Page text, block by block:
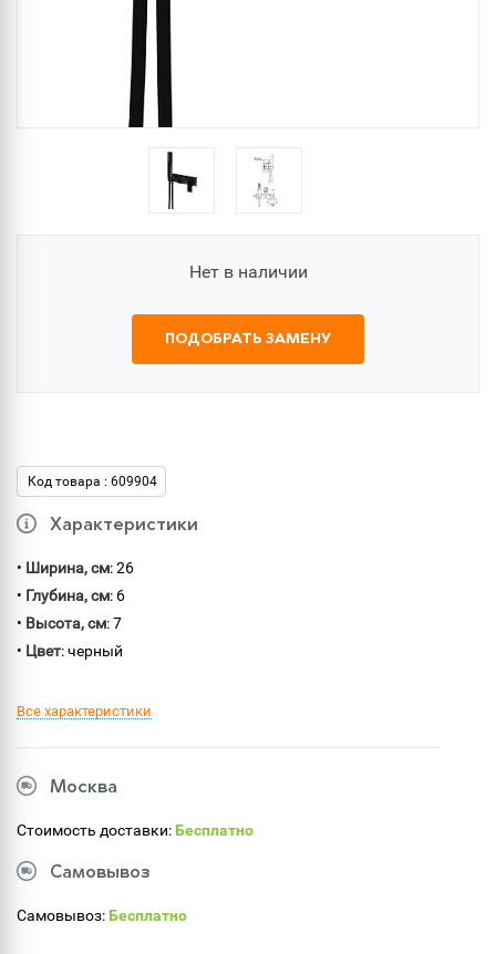
Нет в наличии
ПОДОБРАТЬ ЗАМЕНУ
Код товара : 609904
Характеристики
• Ширина, см: 26
• Глубина, см: 6
• Высота, см: 7
• Цвет: черный
Все характеристики
Москва
Стоимость доставки:Бесплатно
Самовывоз
Самовывоз:Бесплатно